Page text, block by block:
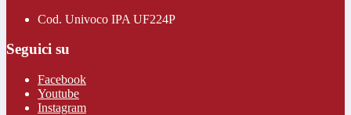
Cod. Univoco IPA UF224P
Seguici su
Facebook
Youtube
Instagram